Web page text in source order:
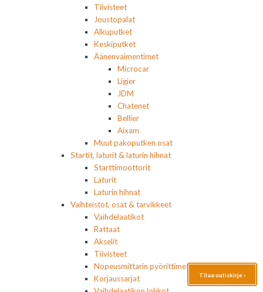
Tiivisteet
Joustopalat
Alkuputket
Keskiputket
Äänenvaimentimet
Microcar
Ligier
JDM
Chatenet
Bellier
Aixam
Muut pakoputken osat
Startit, laturit & laturin hihnat
Starttimoottorit
Laturit
Laturin hihnat
Vaihteistot, osat & tarvikkeet
Vaihdelaatikot
Rattaat
Akselit
Tiivisteet
Nopeusmittarin pyörittimet / anturit
Korjaussarjat
Tilaa uutiskirje ›